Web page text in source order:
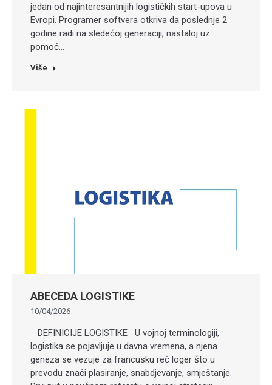
jedan od najinteresantnijih logističkih start-upova u
Evropi. Programer softvera otkriva da poslednje 2
godine radi na sledećoj generaciji, nastaloj uz
pomoć…
Više
ABECEDA LOGISTIKE
10/04/2026
DEFINICIJE LOGISTIKE U vojnoj terminologiji,
logistika se pojavljuje u davna vremena, a njena
geneza se vezuje za francusku reč loger što u
prevodu znači plasiranje, snabdjevanje, smještanje.